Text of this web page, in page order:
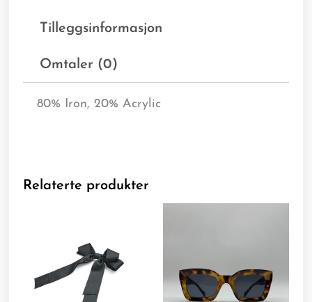
Tilleggsinformasjon
Omtaler (0)
80% Iron, 20% Acrylic
Relaterte produkter